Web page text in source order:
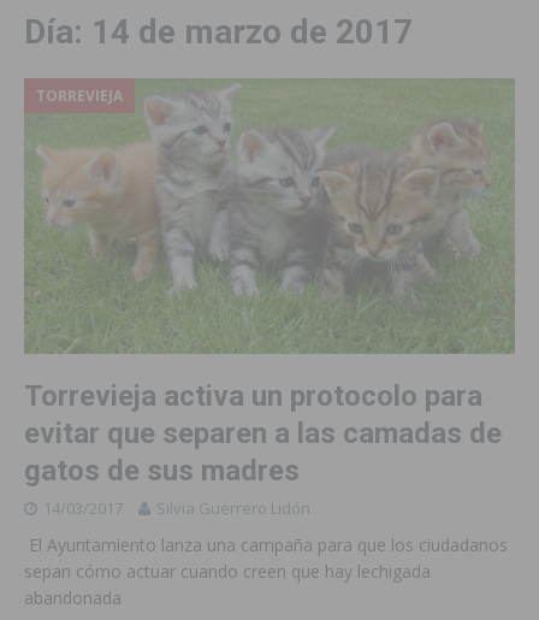
Día: 14 de marzo de 2017
TORREVIEJA
Torrevieja activa un protocolo para
evitar que separen a las camadas de
gatos de sus madres
14/03/2017 Silvia Guerrero Lidón
El Ayuntamiento lanza una campaña para que los ciudadanos
sepan cómo actuar cuando creen que hay lechigada
abandonada